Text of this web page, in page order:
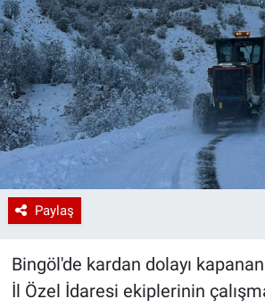
Paylaş
Bingöl'de kardan dolayı
İl Özel İdaresi ekiplerinin